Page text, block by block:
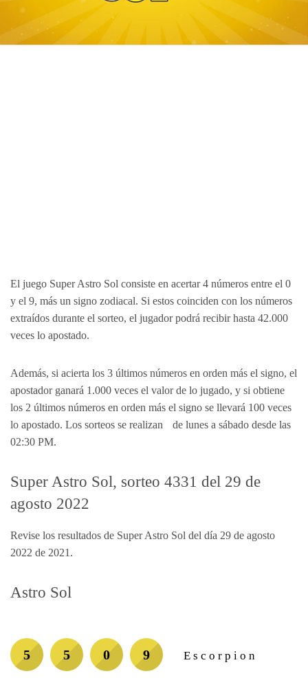
El juego Super Astro Sol consiste en acertar 4 números entre el 0
y el 9, más un signo zodiacal. Si estos coinciden con los números
extraídos durante el sorteo, el jugador podrá recibir hasta 42.000
veces lo apostado.
Además, si acierta los 3 últimos números en orden más el signo, el
apostador ganará 1.000 veces el valor de lo jugado, y si obtiene
los 2 últimos números en orden más el signo se llevará 100 veces
lo apostado. Los sorteos se realizan de lunes a sábado desde las
02:30 PM.
Super Astro Sol, sorteo 4331 del 29 de
agosto 2022
Revise los resultados de Super Astro Sol del día 29 de agosto
2022 de 2021.
Astro Sol
5 5 0 9 Escorpion